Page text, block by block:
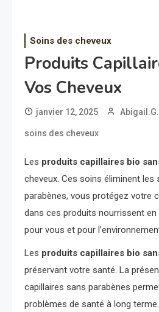
Soins des cheveux
Produits
Vos Cheveux
janvier 12, 2025
soins des cheveux
Les produits capillaires bio
cheveux. Ces soins éliminent les
parabènes, vous protégez votre
dans ces produits nourrissent
pour vous et pour
Les produits capillaires bio
préservant votre santé. La
capillaires sans parabènes
problèmes de santé à long